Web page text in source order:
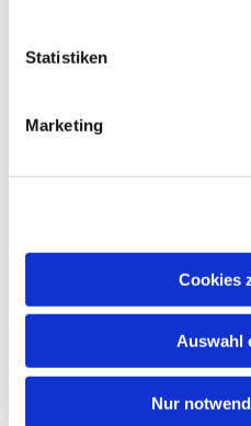
Statistiken
Marketing
Cookies
Auswahl
Nur